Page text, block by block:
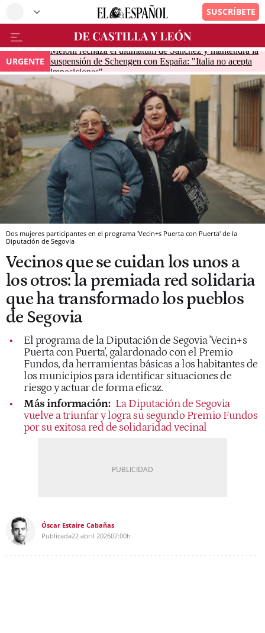
URGENTE
Meloni rechaza el ultimátum de Sánchez y mantendrá la
suspensión de Schengen con España: "Italia no acepta
imposiciones"
Dos mujeres participantes en el programa 'Vecin+s Puerta con Puerta' de la
Diputación de Segovia
Vecinos que se cuidan los unos a
los otros: la premiada red solidaria
que ha transformado los pueblos
de Segovia
El programa de la Diputación de Segovia 'Vecin+s
Puerta con Puerta', galardonado con el Premio
Fundos, da herramientas básicas a los habitantes de
los municipios para identificar situaciones de
riesgo y actuar de forma eficaz.
Más información: La Diputación de Segovia
vuelve a triunfar y logra su segundo Premio Fundos
por su exitosa red de solidaridad vecinal
Óscar Estaire Cabañas
Publicada22 abril 202607:00h